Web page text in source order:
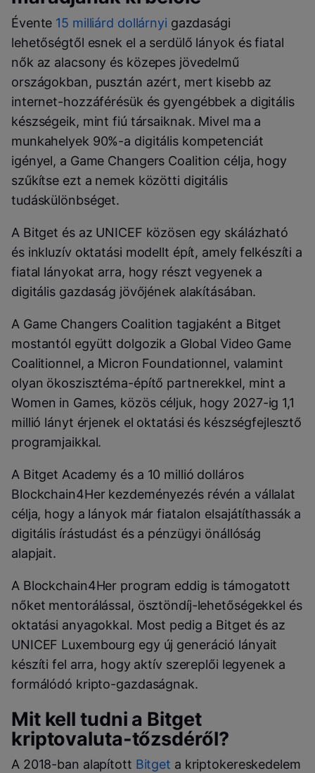
Évente 15 milliárd dollárnyi gazdasági
lehetőségtől esnek el a serdülő lányok és fiatal
nők az alacsony és közepes jövedelmű
országokban, pusztán azért, mert kisebb az
internet-hozzáférésük és gyengébbek a digitális
készségeik, mint fiú társaiknak. Mivel ma a
munkahelyek 90%-a digitális kompetenciát
igényel, a Game Changers Coalition célja, hogy
szűkítse ezt a nemek közötti digitális
tudáskülönbséget.
A Bitget és az UNICEF közösen egy skálázható
és inkluzív oktatási modellt épít, amely felkészíti a
fiatal lányokat arra, hogy részt vegyenek a
digitális gazdaság jövőjének alakításában.
A Game Changers Coalition tagjaként a Bitget
mostantól együtt dolgozik a Global Video Game
Coalitionnel, a Micron Foundationnel, valamint
olyan ökoszisztéma-építő partnerekkel, mint a
Women in Games, közös céljuk, hogy 2027-ig 1,1
millió lányt érjenek el oktatási és készségfejlesztő
programjaikkal.
A Bitget Academy és a 10 millió dolláros
Blockchain4Her kezdeményezés révén a vállalat
célja, hogy a lányok már fiatalon elsajátíthassák a
digitális írástudást és a pénzügyi önállóság
alapjait.
A Blockchain4Her program eddig is támogatott
nőket mentorálással, ösztöndíj-lehetőségekkel és
oktatási anyagokkal. Most pedig a Bitget és az
UNICEF Luxembourg egy új generáció lányait
készíti fel arra, hogy aktív szereplői legyenek a
formálódó kripto-gazdaságnak.
Mit kell tudni a Bitget
kriptovaluta-tőzsdéről?
A 2018-ban alapított Bitget a kriptokereskedelem